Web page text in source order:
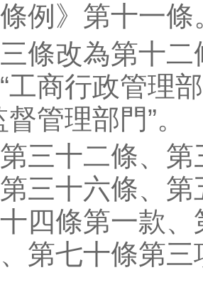
例》第十一條
改為第十二
工商行政管理
管理部門”。
十二條、第
三十六條、第
四條第一款、
第七十條第三